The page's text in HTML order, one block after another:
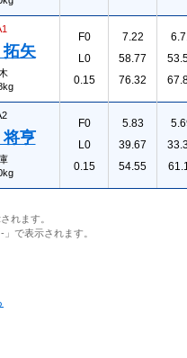
矢
F0
L0
0.15
7.22
58.77
76.32
亨
F0
L0
0.15
5.83
39.67
54.55
れます。
で表示されます。